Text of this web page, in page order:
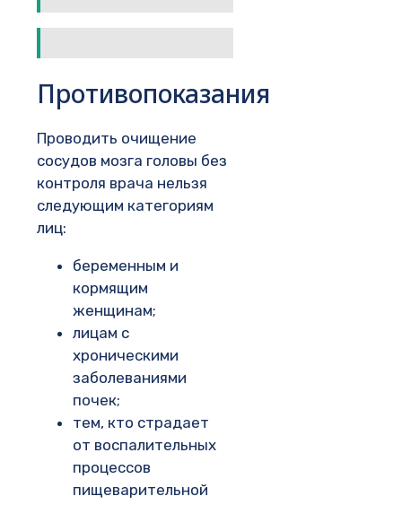
Противопоказания
Проводить очищение
сосудов мозга головы без
контроля врача нельзя
следующим категориям
лиц:
беременным и
кормящим
женщинам;
лицам с
хроническими
заболеваниями
почек;
тем, кто страдает
от воспалительных
процессов
пищеварительной